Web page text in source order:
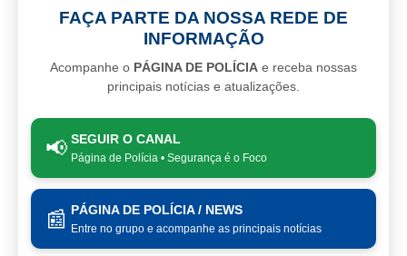
FAÇA PARTE DA NOSSA REDE DE
INFORMAÇÃO
Acompanhe o PÁGINA DE POLÍCIA e receba nossas
principais notícias e atualizações.
📢 SEGUIR O CANAL
Página de Polícia • Segurança é o Foco
📰 PÁGINA DE POLÍCIA / NEWS
Entre no grupo e acompanhe as principais notícias